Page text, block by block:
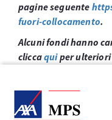
pagine seguente
fuori-collocamento.
Alcuni fondi hanno
cliccaquiper ulteriori